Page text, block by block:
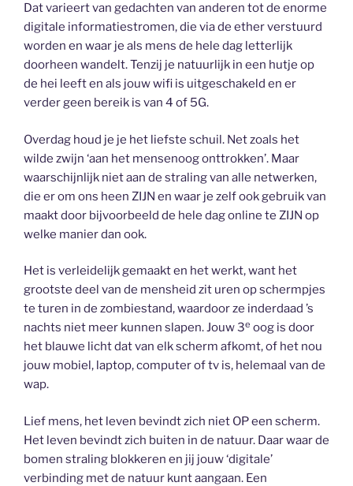
Dat varieert van gedachten van anderen tot de enorme
digitale informatiestromen, die via de ether verstuurd
worden en waar je als mens de hele dag letterlijk
doorheen wandelt. Tenzij je natuurlijk in een hutje op
de hei leeft en als jouw wifi is uitgeschakeld en er
verder geen bereik is van 4 of 5G.
Overdag houd je je het liefste schuil. Net zoals het
wilde zwijn ‘aan het mensenoog onttrokken’. Maar
waarschijnlijk niet aan de straling van alle netwerken,
die er om ons heen ZIJN en waar je zelf ook gebruik van
maakt door bijvoorbeeld de hele dag online te ZIJN op
welke manier dan ook.
Het is verleidelijk gemaakt en het werkt, want het
grootste deel van de mensheid zit uren op schermpjes
te turen in de zombiestand, waardoor ze inderdaad ’s
nachts niet meer kunnen slapen. Jouw 3e oog is door
het blauwe licht dat van elk scherm afkomt, of het nou
jouw mobiel, laptop, computer of tv is, helemaal van de
wap.
Lief mens, het leven bevindt zich niet OP een scherm.
Het leven bevindt zich buiten in de natuur. Daar waar de
bomen straling blokkeren en jij jouw ‘digitale’
verbinding met de natuur kunt aangaan. Een